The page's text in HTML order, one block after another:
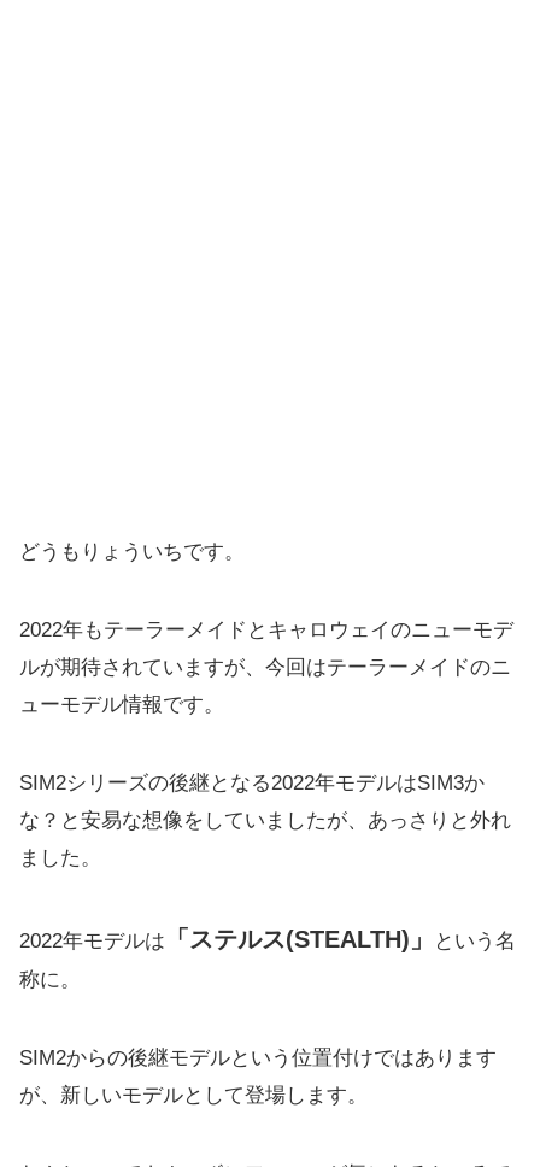
どうもりょういちです。
2022年もテーラーメイドとキャロウェイのニューモデ
ルが期待されていますが、今回はテーラーメイドのニ
ューモデル情報です。
SIM2シリーズの後継となる2022年モデルはSIM3か
な？ と安易な想像をしていましたが、あっさりと外れ
ました。
2022年モデルは 「ステルス(STEALTH)」
という名
称に。
SIM2からの後継モデルという位置付けではあります
が、 新しいモデルとして登場します。